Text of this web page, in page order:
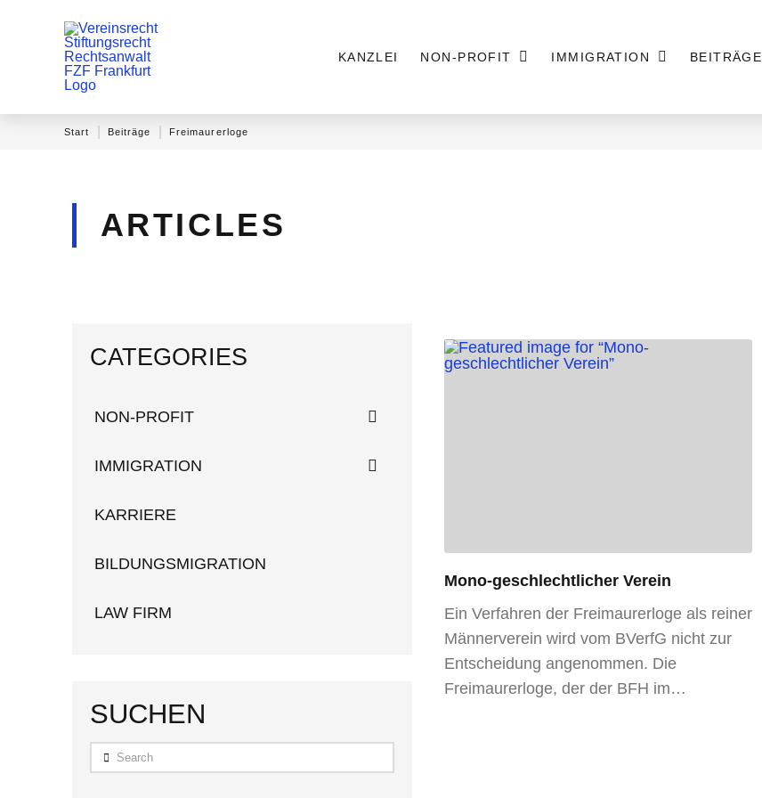
KANZLEI NON-PROFIT IMMIGRATION BEITRÄGE
Start Beiträge Freimaurerloge
ARTICLES
CATEGORIES
NON-PROFIT
IMMIGRATION
KARRIERE
BILDUNGSMIGRATION
LAW FIRM
SUCHEN
Search
Mono-geschlechtlicher Verein
Ein Verfahren der Freimaurerloge als reiner
Männerverein wird vom BVerfG nicht zur
Entscheidung angenommen. Die
Freimaurerloge, der der BFH im…